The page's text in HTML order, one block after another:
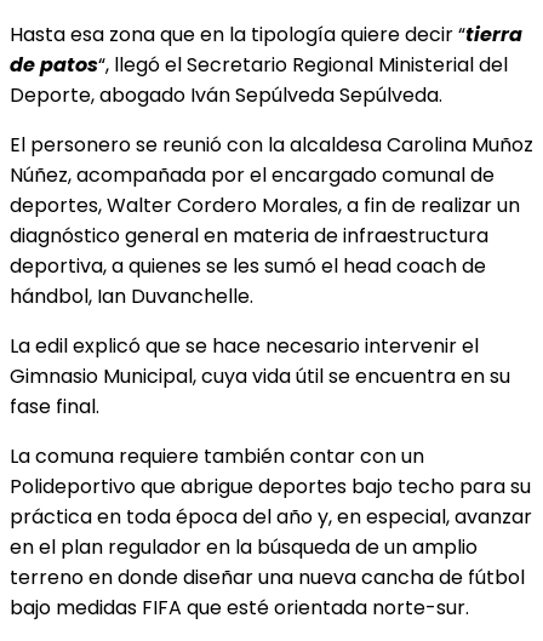
Hasta esa zona que en la tipología quiere decir “tierra
de patos“, llegó el Secretario Regional Ministerial del
Deporte, abogado Iván Sepúlveda Sepúlveda.
El personero se reunió con la alcaldesa Carolina Muñoz
Núñez, acompañada por el encargadocomunal de
deportes, Walter Cordero Morales, a fin de realizar un
diagnóstico general en materia de infraestructura
deportiva, a quienes se les sumó el head coach de
hándbol, Ian Duvanchelle.
La edil explicó que se hace necesario intervenir el
Gimnasio Municipal, cuya vida útil se encuentra en su
fase final.
La comuna requiere también contar con un
Polideportivo que abrigue deportes bajo techo para su
práctica en toda época del año y, en especial, avanzar
en el plan regulador en la búsqueda de un amplio
terreno en donde diseñar una nueva cancha de fútbol
bajo medidas FIFA que esté orientada norte-sur.